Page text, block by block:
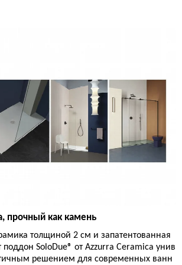
прочный как камень
толщиной 2 см и запатентованная
поддон SoloDue® от Azzurra Ceramica унив
решением для современных ванн